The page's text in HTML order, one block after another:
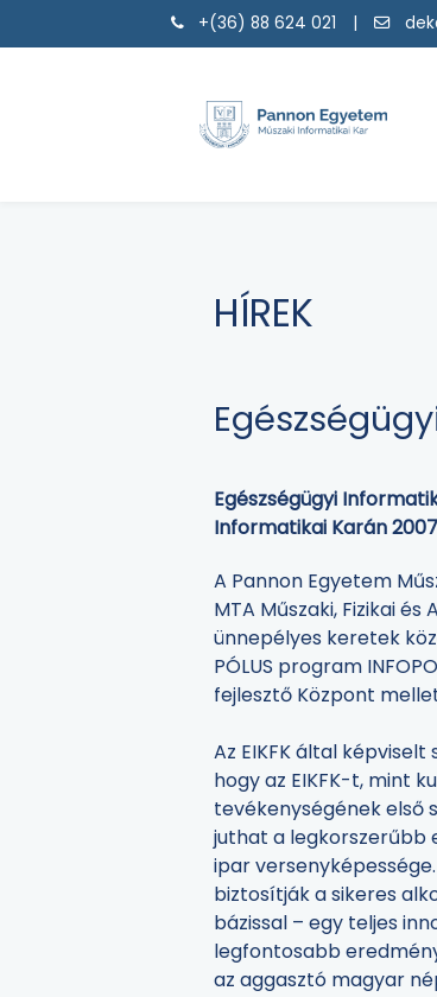
+(36) 88 624 021 |
HÍREK
Egészségügyi
Informatikai Karán
A Pannon Egyetem
MTA Műszaki, Fizikai
ünnepélyes keretek
PÓLUS program
fejlesztő Központ
Az EIKFK által
hogy az EIKFK-t, mint
tevékenységének első
juthat a legkorszerűbb
ipar
biztosítják a sikeres
bázissal – egy teljes
legfontosabb
az aggasztó magyar